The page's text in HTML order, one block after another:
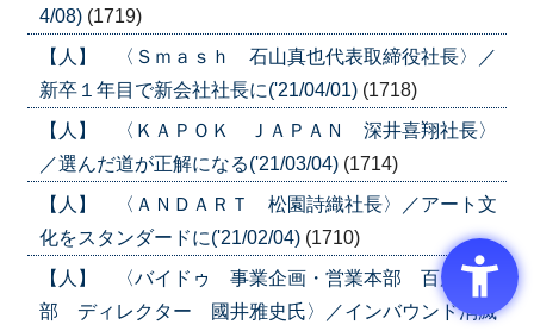
4/08) (1719)
【人】 〈Ｓｍａｓｈ 石山真也代表取締役社長〉／
新卒１年目で新会社社長に('21/04/01) (1718)
【人】 〈ＫＡＰＯＫ ＪＡＰＡＮ 深井喜翔社長〉
／選んだ道が正解になる('21/03/04) (1714)
【人】 〈ＡＮＤＡＲＴ 松園詩織社長〉／アート文
化をスタンダードに('21/02/04) (1710)
【人】 〈バイドゥ 事業企画・営業本部 百度事業
部 ディレクター 國井雅史氏〉／インバウンド消滅